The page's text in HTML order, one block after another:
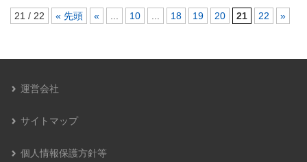
21 / 22 « 先頭 « ... 10 ... 18 19 20 21 22 »
運営会社
サイトマップ
個人情報保護方針等